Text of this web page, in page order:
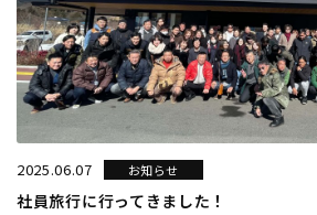
2025.06.07 お知らせ
社員旅行に行ってきました！